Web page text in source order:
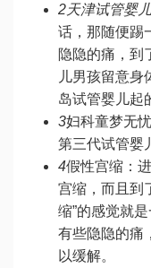
2天津试管婴
话，那随便踢
隐隐的痛，到
儿男孩留意身
岛试管婴儿起
3妇科童梦无
第三代试管婴
4假性宫缩：
宫缩，而且到
缩”的感觉就
有些隐隐的痛
以缓解。